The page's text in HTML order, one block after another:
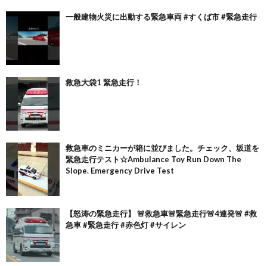
一般建物火災に出動する緊急車両 #すくば市 #緊急走行
救急大袋1 緊急走行！
救急車のミニカーが箱に並びました。チェック、坂道を
緊急走行テスト☆Ambulance Toy Run Down The
Slope. Emergency Drive Test
【怒涛の緊急走行】 🚨救急車🚨緊急走行🚨4連発🚨 #救
急車 #緊急走行 #赤色灯 #サイレン